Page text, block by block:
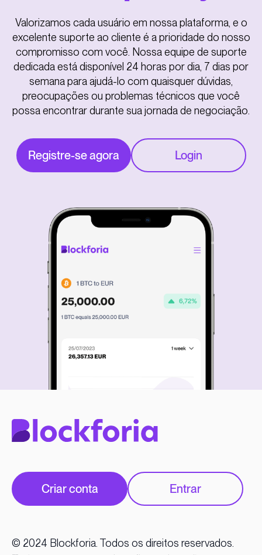
Valorizamos cada usuário em nossa plataforma, e o
excelente suporte ao cliente é a prioridade do nosso
compromisso com você. Nossa equipe de suporte
dedicada está disponível 24 horas por dia, 7 dias por
semana para ajudá-lo com quaisquer dúvidas,
preocupações ou problemas técnicos que você
possa encontrar durante sua jornada de negociação.
Registre-se agora Login
Criar conta Entrar
© 2024 Blockforia. Todos os direitos reservados.